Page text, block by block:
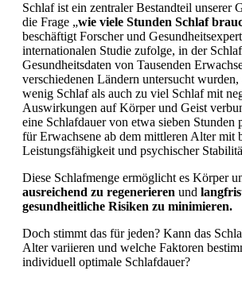
Schlaf ist ein zentraler Bestandteil unserer
die Frage „wie viele Stunden Schlaf
beschäftigt Forscher und
internationalen Studie zufolge, in der
Gesundheitsdaten von Tausenden
verschiedenen Ländern untersucht
wenig Schlaf als auch zu viel Schlaf mit
Auswirkungen auf Körper und Geist
eine Schlafdauer von etwa sieben Stunden
für Erwachsene ab dem mittleren Alter mit
Leistungsfähigkeit und psychischer
Diese Schlafmenge ermöglicht es Körper
ausreichend zu regenerieren und
gesundheitliche Risiken zu minimieren.
Doch stimmt das für jeden? Kann das
Alter variieren und welche Faktoren
individuell optimale Schlafdauer?